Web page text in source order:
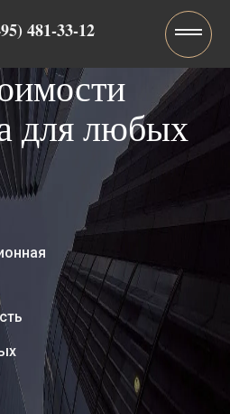
481-33-12‬‬
для любых